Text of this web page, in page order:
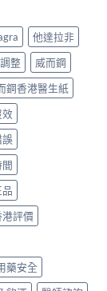
他達拉非
整
威而鋼
鋼香港醫生紙
效
誤
評價
藥安全